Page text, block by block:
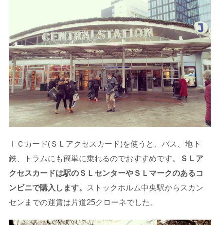
ＩＣカード(ＳＬアクセスカード)を使うと、バス、地下
鉄、トラムにも簡単に乗れるのでおすすめです。
ＳＬア
クセスカードは駅のＳＬセンターやＳＬマークのあるコ
ンビニで購入します。
ストックホルム中央駅からスカン
センまでの運賃は片道25クローネでした。